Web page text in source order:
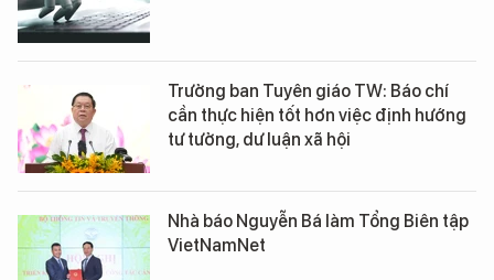
Trưởng ban Tuyên giáo TW: Báo chí
cần thực hiện tốt hơn việc định hướng
tư tưởng, dư luận xã hội
Nhà báo Nguyễn Bá làm Tổng Biên tập
VietNamNet